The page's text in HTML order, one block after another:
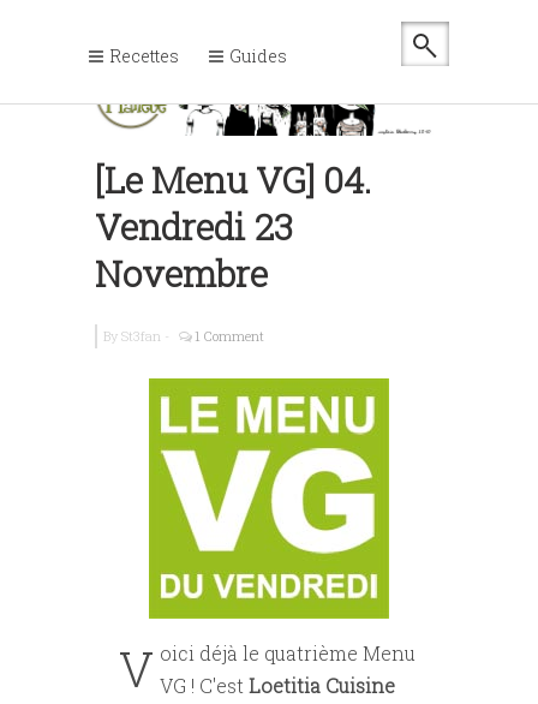
Recettes Guides
[Le Menu VG] 04.
Vendredi 23
Novembre
By St3fan - 1 Comment
V oici déjà le quatrième Menu
VG ! C'est Loetitia Cuisine